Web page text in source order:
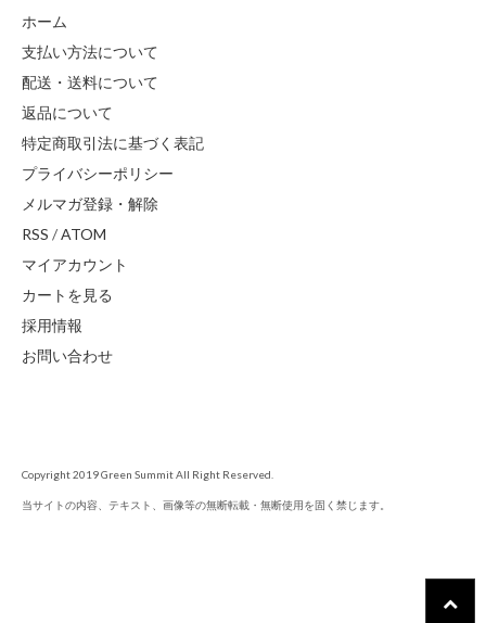
ホーム
支払い方法について
配送・送料について
返品について
特定商取引法に基づく表記
プライバシーポリシー
メルマガ登録・解除
RSS /ATOM
マイアカウント
カートを見る
採用情報
お問い合わせ
Copyright 2019 Green Summit All Right Reserved.
当サイトの内容、テキスト、画像等の無断転載・無断使用を固く禁じます。